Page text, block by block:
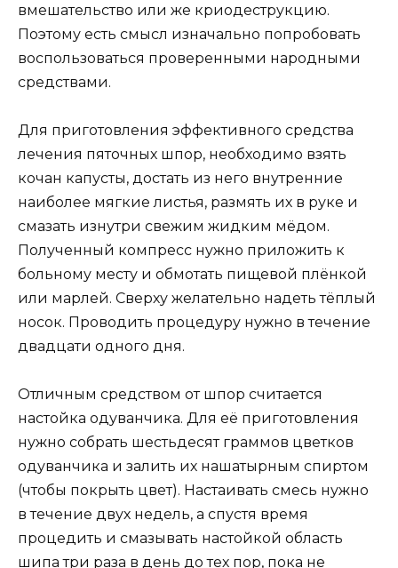
вмешательство или же криодеструкцию.
Поэтому есть смысл изначально попробовать
воспользоваться проверенными народными
средствами.
Для приготовления эффективного средства
лечения пяточных шпор, необходимо взять
кочан капусты, достать из него внутренние
наиболее мягкие листья, размять их в руке и
смазать изнутри свежим жидким мёдом.
Полученный компресс нужно приложить к
больному месту и обмотать пищевой плёнкой
или марлей. Сверху желательно надеть тёплый
носок. Проводить процедуру нужно в течение
двадцати одного дня.
Отличным средством от шпор считается
настойка одуванчика. Для её приготовления
нужно собрать шестьдесят граммов цветков
одуванчика и залить их нашатырным спиртом
(чтобы покрыть цвет). Настаивать смесь нужно
в течение двух недель, а спустя время
процедить и смазывать настойкой область
шипа три раза в день до тех пор, пока не